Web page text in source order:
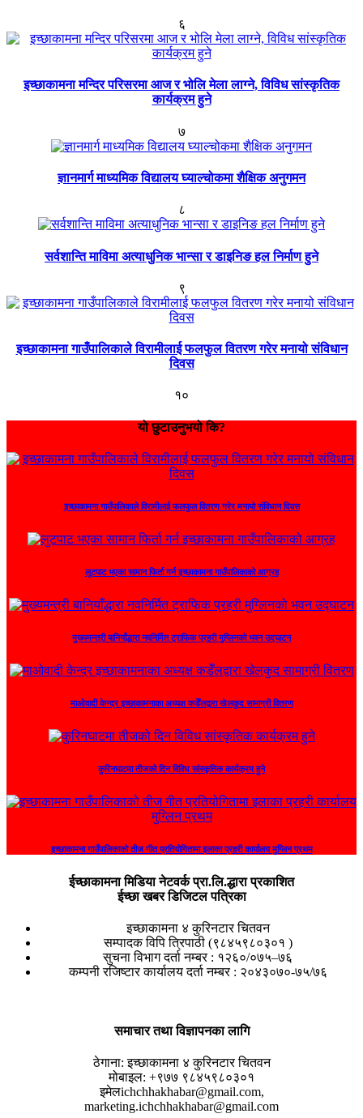
६
इच्छाकामना मन्दिर परिसरमा आज र भोलि मेला लाग्ने, विविध सांस्कृतिक
कार्यक्रम हुने
७
ज्ञानमार्ग माध्यमिक विद्यालय घ्याल्चोकमा शैक्षिक अनुगमन
८
सर्वशान्ति माविमा अत्याधुनिक भान्सा र डाइनिङ हल निर्माण हुने
९
इच्छाकामना गाउँपालिकाले विरामीलाई फलफुल वितरण गरेर मनायो संविधान
दिवस
१०
यो छुटाउनुभयो कि?
इच्छाकामना गाउँपालिकाले विरामीलाई फलफुल वितरण गरेर मनायो संविधान दिवस
लुटपाट भएका सामान फिर्ता गर्न इच्छाकामना गाउँपालिकाको आग्रह
मुख्यमन्त्री बानियाँद्धारा नवनिर्मित ट्राफिक प्रहरी मुग्लिनको भवन उद्घाटन
माओवादी केन्द्र इच्छाकामनाका अध्यक्ष कडेँलद्वारा खेलकुद सामाग्री वितरण
कुरिनघाटमा तीजको दिन विविध सांस्कृतिक कार्यक्रम हुने
इच्छाकामना गाउँपालिकाको तीज गीत प्रतियोगितामा इलाका प्रहरी कार्यालय मुग्लिन प्रथम
ईच्छाकामना मिडिया नेटवर्क प्रा.लि.द्धारा प्रकाशित
ईच्छा खबर डिजिटल पत्रिका
इच्छाकामना ४ कुरिनटार चितवन
सम्पादक विपि त्रिपाठी (९८४५९८०३०१ )
सुचना विभाग दर्ता नम्बर : १२६०/०७५–७६
कम्पनी रजिष्टार कार्यालय दर्ता नम्बर : २०४३०७०-७५/७६
समाचार तथा विज्ञापनका लागि
ठेगाना: इच्छाकामना ४ कुरिनटार चितवन
मोबाइल: +९७७ ९८४५९८०३०१
इमेलichchhakhabar@gmail.com,
marketing.ichchhakhabar@gmail.com